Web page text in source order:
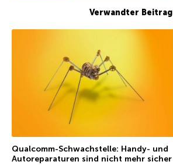
Verwandter Beitrag
Qualcomm-Schwachstelle: Handy- und
Autoreparaturen sind nicht mehr sicher